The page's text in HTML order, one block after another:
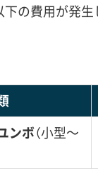
の費用が発生
ンボ（小型〜